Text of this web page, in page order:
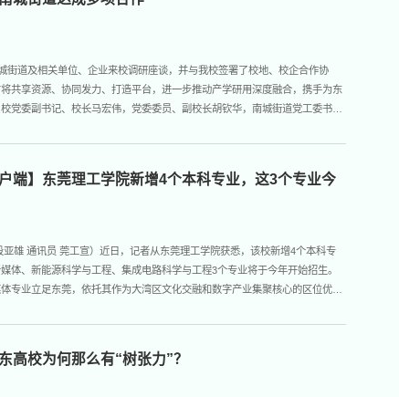
街道及相关单位、企业来校调研座谈，并与我校签署了校地、校企合作协
共享资源、协同发力、打造平台，进一步推动产学研用深度融合，携手为东
党委副书记、校长马宏伟，党委委员、副校长胡钦华，南城街道党工委书记
调研和签约。座谈会上，我校与南城街道...
端】东莞理工学院新增4个本科专业，这3个专业今
雄 通讯员 莞工宣）近日，记者从东莞理工学院获悉，该校新增4个本科专
体、新能源科学与工程、集成电路科学与工程3个专业将于今年开始招生。
专业立足东莞，依托其作为大湾区文化交融和数字产业集聚核心的区位优
同合作，构建集数字内容创作、品牌传播...
高校为何那么有“树张力”？